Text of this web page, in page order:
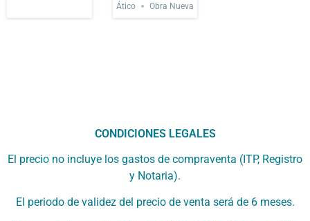
Ático
Obra Nueva
CONDICIONES LEGALES
El precio no incluye los gastos de compraventa (ITP, Registro
y Notaria).
El periodo de validez del precio de venta será de 6 meses.